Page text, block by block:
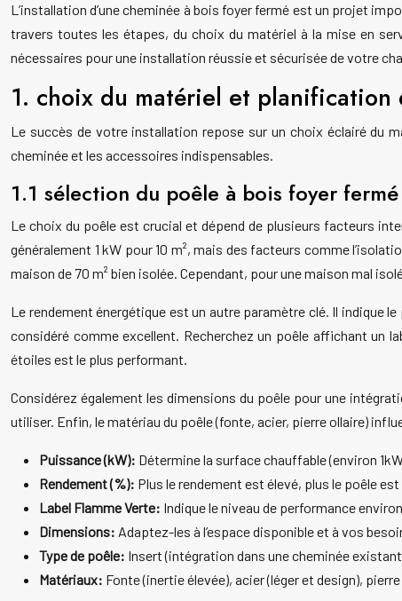
L’installation d’une cheminée à bois foyer fermé est un projet
travers toutes les étapes, du choix du matériel à la mise en
nécessaires pour une installation réussie et sécurisée de votre
1. choix du matériel et planification
Le succès de votre installation repose sur un choix éclairé du
cheminée et les accessoires indispensables.
1.1 sélection du poêle à bois foyer fermé
Le choix du poêle est crucial et dépend de plusieurs facteurs
généralement 1 kW pour 10 m², mais des facteurs comme
maison de 70 m² bien isolée. Cependant, pour une maison mal
Le rendement énergétique est un autre paramètre clé. Il indique
considéré comme excellent. Recherchez un poêle affichant un
étoiles est le plus performant.
Considérez également les dimensions du poêle pour une
utiliser. Enfin, le matériau du poêle (fonte, acier, pierre ollaire)
Puissance (kW): Détermine la surface chauffable (environ
Rendement (%): Plus le rendement est élevé, plus le poêle
Label Flamme Verte: Indique le niveau de performance
Dimensions: Adaptez-les à l’espace disponible et à vos
Type de poêle: Insert (intégration dans une cheminée
Matériaux: Fonte (inertie élevée), acier (léger et design),